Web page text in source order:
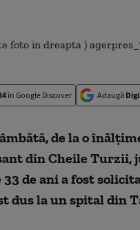
în Google Discover Adaugă
de la o
din Cheile Turzii,
de ani a fost
dus la un spital din